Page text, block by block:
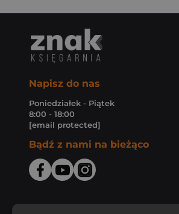
Napisz do nas
Poniedziałek - Piątek
8:00 - 18:00
[email protected]
Bądź z nami na bieżąco